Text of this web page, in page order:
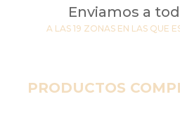
Enviamos a
A LAS 19 ZONAS EN LAS QUE
PRODUCTOS